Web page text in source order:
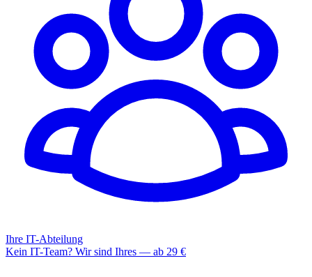
Ihre IT-Abteilung
Kein IT-Team? Wir sind Ihres — ab 29 €